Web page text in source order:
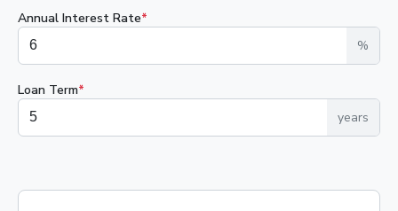
Annual Interest Rate*
%
Loan Term*
years